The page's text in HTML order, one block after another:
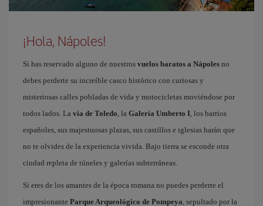
¡Hola, Nápoles!
Si has reservado alguno de nuestros vuelos baratos a Nápoles no
debes perderte su increíble casco histórico con curiosas y
misteriosas calles pobladas de vida y motocicletas moviéndose por
todos lados. La vía de Toledo, la Galería Umberto I, los barrios
españoles, sus majestuosas plazas, sus castillos e iglesias harán que
no te olvides de la experiencia vivida. Bajo tierra se esconde otra
ciudad repleta de túneles y galerías subterráneas.
Si eres de los amantes de la época romana no puedes perderte el
impresionante Parque Arqueológico de Pompeya, sepultado por la